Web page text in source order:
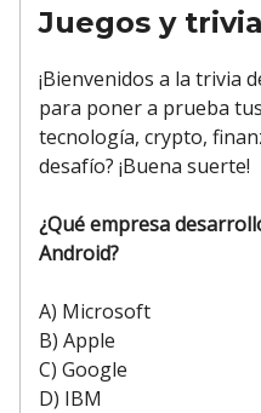
Juegos y trivia
¡Bienvenidos a la trivia
para poner a prueba
tecnología, crypto,
desafío? ¡Buena suerte!
¿Qué empresa
Android?
A) Microsoft
B) Apple
C) Google
D) IBM